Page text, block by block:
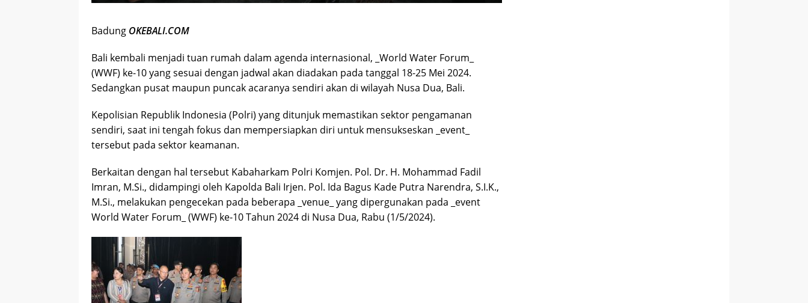
Badung OKEBALI.COM
Bali kembali menjadi tuan rumah dalam agenda internasional, _World Water Forum_
(WWF) ke-10 yang sesuai dengan jadwal akan diadakan pada tanggal 18-25 Mei 2024.
Sedangkan pusat maupun puncak acaranya sendiri akan di wilayah Nusa Dua, Bali.
Kepolisian Republik Indonesia (Polri) yang ditunjuk memastikan sektor pengamanan
sendiri, saat ini tengah fokus dan mempersiapkan diri untuk mensukseskan _event_
tersebut pada sektor keamanan.
Berkaitan dengan hal tersebut Kabaharkam Polri Komjen. Pol. Dr. H. Mohammad Fadil
Imran, M.Si., didampingi oleh Kapolda Bali Irjen. Pol. Ida Bagus Kade Putra Narendra, S.I.K.,
M.Si., melakukan pengecekan pada beberapa _venue_ yang dipergunakan pada _event
World Water Forum_ (WWF) ke-10 Tahun 2024 di Nusa Dua, Rabu (1/5/2024).